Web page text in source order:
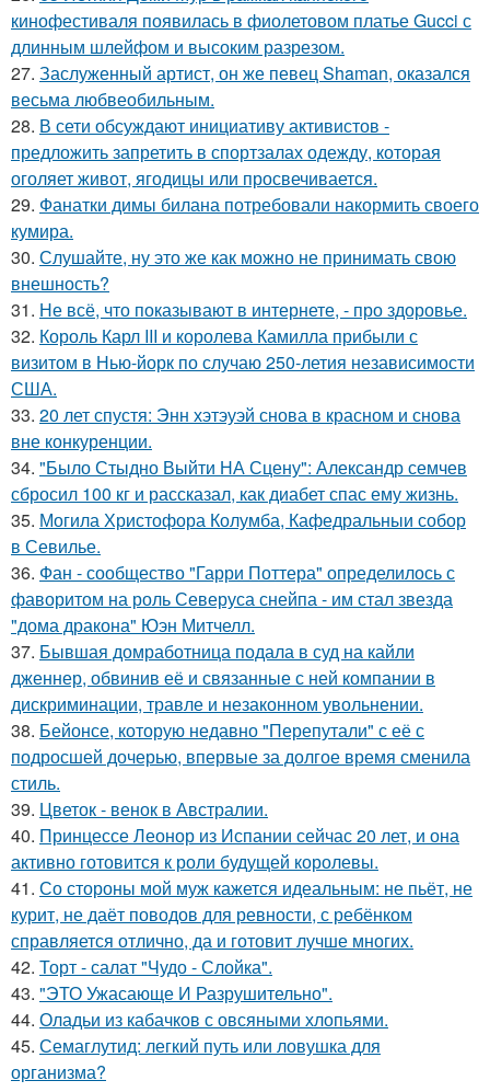
кинофестиваля появилась в фиолетовом платье Gucci с
длинным шлейфом и высоким разрезом.
27. Заслуженный артист, он же певец Shaman, оказался
весьма любвеобильным.
28. В сети обсуждают инициативу активистов -
предложить запретить в спортзалах одежду, которая
оголяет живот, ягодицы или просвечивается.
29. Фанатки димы билана потребовали накормить своего
кумира.
30. Слушайте, ну это же как можно не принимать свою
внешность?
31. Не всё, что показывают в интернете, - про здоровье.
32. Король Карл III и королева Камилла прибыли с
визитом в Нью-йорк по случаю 250-летия независимости
США.
33. 20 лет спустя: Энн хэтэуэй снова в красном и снова
вне конкуренции.
34. "Было Стыдно Выйти НА Сцену": Александр семчев
сбросил 100 кг и рассказал, как диабет спас ему жизнь.
35. Могила Христофора Колумба, Кафедральныи собор
в Севилье.
36. Фан - сообщество "Гарри Поттера" определилось с
фаворитом на роль Северуса снейпа - им стал звезда
"дома дракона" Юэн Митчелл.
37. Бывшая домработница подала в суд на кайли
дженнер, обвинив её и связанные с ней компании в
дискриминации, травле и незаконном увольнении.
38. Бейонсе, которую недавно "Перепутали" с её с
подросшей дочерью, впервые за долгое время сменила
стиль.
39. Цветок - венок в Австралии.
40. Принцессе Леонор из Испании сейчас 20 лет, и она
активно готовится к роли будущей королевы.
41. Со стороны мой муж кажется идеальным: не пьёт, не
курит, не даёт поводов для ревности, с ребёнком
справляется отлично, да и готовит лучше многих.
42. Торт - салат "Чудо - Слойка".
43. "ЭТО Ужасающе И Разрушительно".
44. Оладьи из кабачков с овсяными хлопьями.
45. Семаглутид: легкий путь или ловушка для
организма?